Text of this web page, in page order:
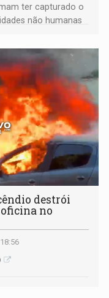
ter capturado o
não humanas
destrói
no